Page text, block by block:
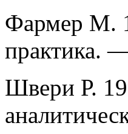
Фармер М.
практика.
Швери Р.